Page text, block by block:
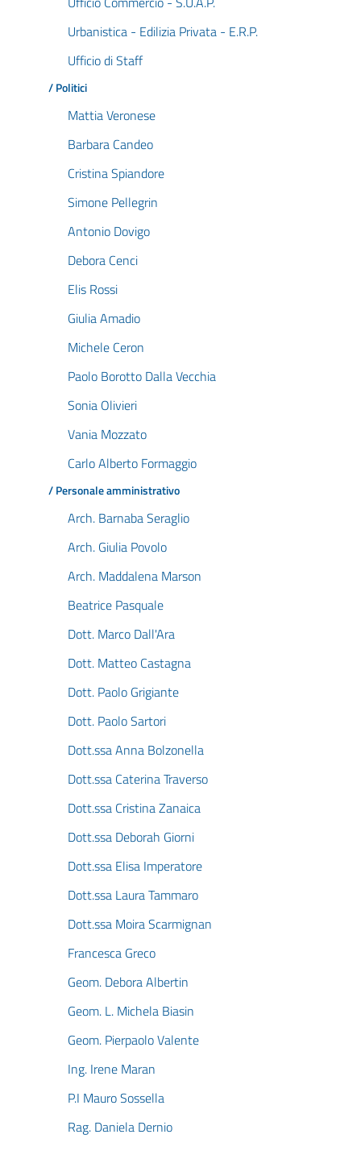
Urbanistica - Edilizia Privata - E.R.P.
Ufficio di Staff
/ Politici
Mattia Veronese
Barbara Candeo
Cristina Spiandore
Simone Pellegrin
Antonio Dovigo
Debora Cenci
Elis Rossi
Giulia Amadio
Michele Ceron
Paolo Borotto Dalla Vecchia
Sonia Olivieri
Vania Mozzato
Carlo Alberto Formaggio
/ Personale amministrativo
Arch. Barnaba Seraglio
Arch. Giulia Povolo
Arch. Maddalena Marson
Beatrice Pasquale
Dott. Marco Dall'Ara
Dott. Matteo Castagna
Dott. Paolo Grigiante
Dott. Paolo Sartori
Dott.ssa Anna Bolzonella
Dott.ssa Caterina Traverso
Dott.ssa Cristina Zanaica
Dott.ssa Deborah Giorni
Dott.ssa Elisa Imperatore
Dott.ssa Laura Tammaro
Dott.ssa Moira Scarmignan
Francesca Greco
Geom. Debora Albertin
Geom. L. Michela Biasin
Geom. Pierpaolo Valente
Ing. Irene Maran
P.I Mauro Sossella
Rag. Daniela Dernio